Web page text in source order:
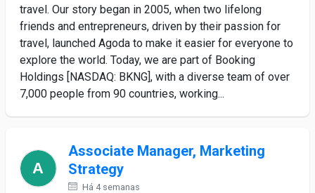
travel. Our story began in 2005, when two lifelong
friends and entrepreneurs, driven by their passion for
travel, launched Agoda to make it easier for everyone to
explore the world. Today, we are part of Booking
Holdings [NASDAQ: BKNG], with a diverse team of over
7,000 people from 90 countries, working...
Associate Manager, Marketing
Strategy
Há 4 semanas